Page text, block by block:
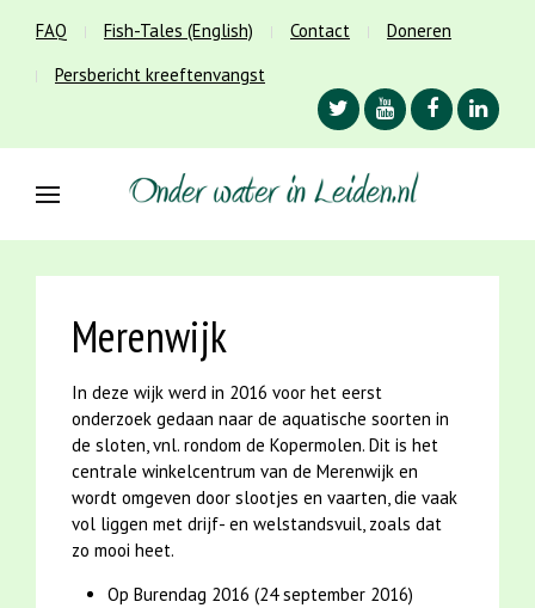
FAQ Fish-Tales (English) Contact
Doneren
Persbericht kreeftenvangst
Merenwijk
In deze wijk werd in 2016 voor het eerst
onderzoek gedaan naar de aquatische soorten in
de sloten, vnl. rondom de Kopermolen. Dit is het
centrale winkelcentrum van de Merenwijk en
wordt omgeven door slootjes en vaarten, die vaak
vol liggen met drijf- en welstandsvuil, zoals dat
zo mooi heet.
Op Burendag 2016 (24 september 2016)